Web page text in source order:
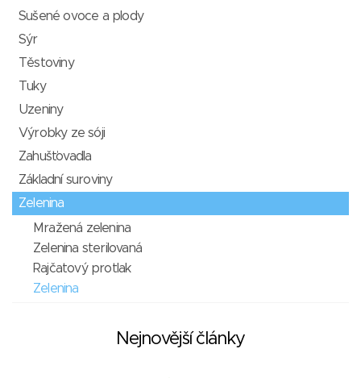
Sušené ovoce a plody
Sýr
Těstoviny
Tuky
Uzeniny
Výrobky ze sóji
Zahušťovadla
Základní suroviny
Zelenina
Mražená zelenina
Zelenina sterilovaná
Rajčatový protlak
Zelenina
Nejnovější články